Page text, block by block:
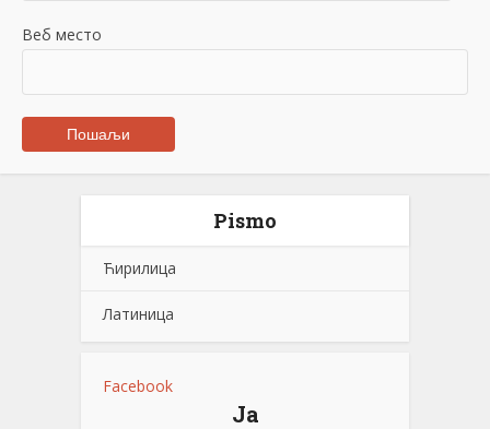
Веб место
Pismo
Ћирилица
Латиница
Facebook
Ја